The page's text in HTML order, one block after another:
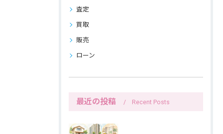
査定
買取
販売
ローン
最近の投稿 Recent Posts